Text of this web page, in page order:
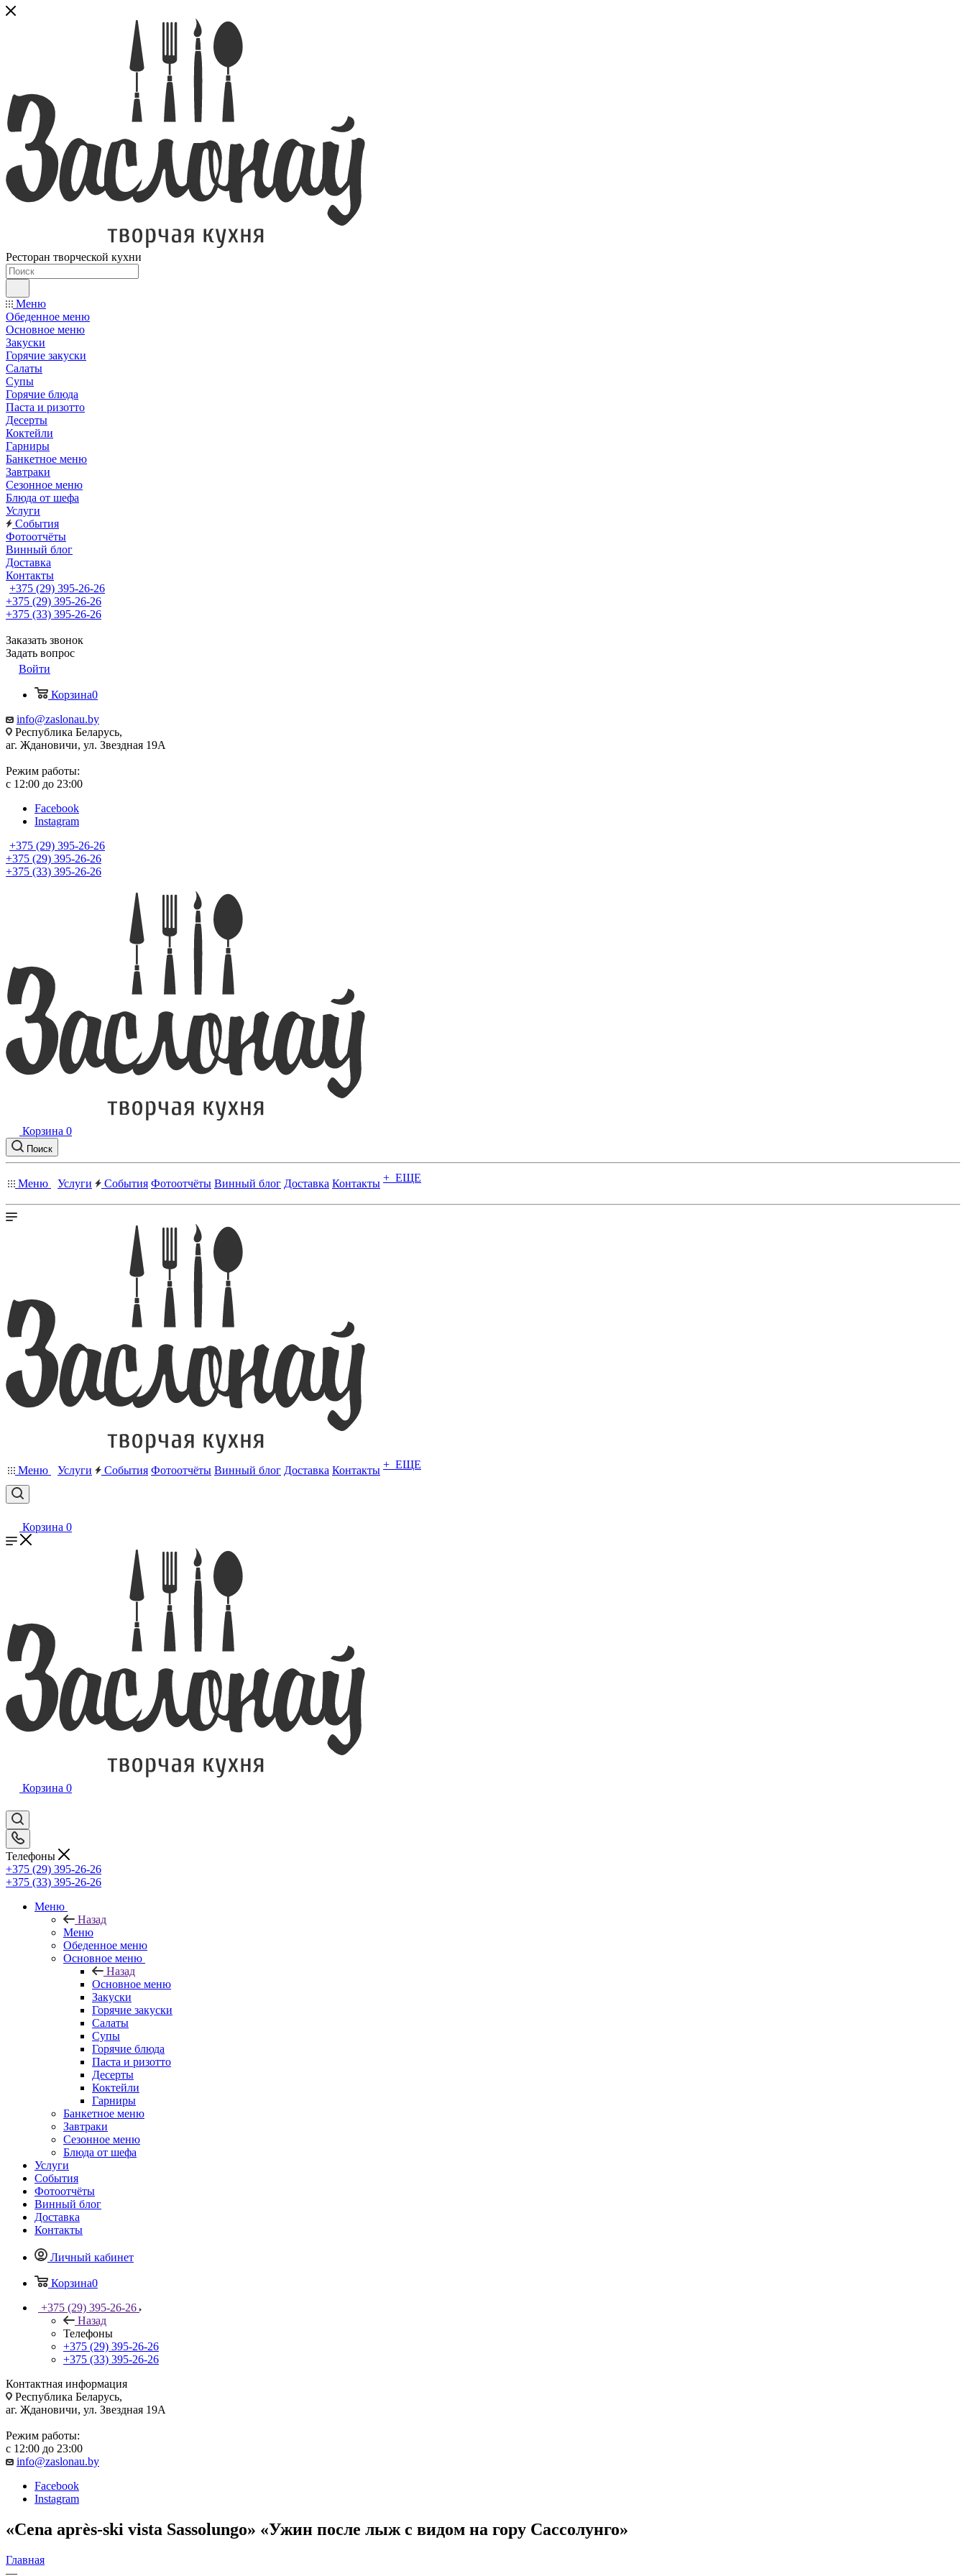
Ресторан творческой кухни
Меню
Обеденное меню
Основное меню
Закуски
Горячие закуски
Салаты
Супы
Горячие блюда
Паста и ризотто
Десерты
Коктейли
Гарниры
Банкетное меню
Завтраки
Сезонное меню
Блюда от шефа
Услуги
События
Фотоотчёты
Винный блог
Доставка
Контакты
+375 (29) 395-26-26
+375 (29) 395-26-26
+375 (33) 395-26-26
Заказать звонок
Задать вопрос
Войти
Корзина0
info@zaslonau.by
Республика Беларусь,
аг. Ждановичи, ул. Звездная 19А
Режим работы:
с 12:00 до 23:00
Facebook
Instagram
+375 (29) 395-26-26
+375 (29) 395-26-26
+375 (33) 395-26-26
Корзина 0
Поиск
Меню Услуги События Фотоотчёты Винный блог Доставка Контакты + ЕЩЕ
Меню Услуги События Фотоотчёты Винный блог Доставка Контакты + ЕЩЕ
Корзина 0
Корзина 0
Телефоны
+375 (29) 395-26-26
+375 (33) 395-26-26
Меню
Назад
Меню
Обеденное меню
Основное меню
Назад
Основное меню
Закуски
Горячие закуски
Салаты
Супы
Горячие блюда
Паста и ризотто
Десерты
Коктейли
Гарниры
Банкетное меню
Завтраки
Сезонное меню
Блюда от шефа
Услуги
События
Фотоотчёты
Винный блог
Доставка
Контакты
Личный кабинет
Корзина0
+375 (29) 395-26-26
Назад
Телефоны
+375 (29) 395-26-26
+375 (33) 395-26-26
Контактная информация
Республика Беларусь,
аг. Ждановичи, ул. Звездная 19А
Режим работы:
с 12:00 до 23:00
info@zaslonau.by
Facebook
Instagram
«Cena après-ski vista Sassolungo» «Ужин после лыж с видом на гору Сассолунго»
Главная
—